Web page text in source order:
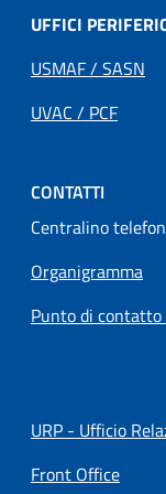
UFFICI
USMAF / SASN
UVAC / PCF
CONTATTI
Centralino
Organigramma
Punto di
URP - Ufficio
Front Office